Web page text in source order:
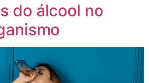
do álcool no